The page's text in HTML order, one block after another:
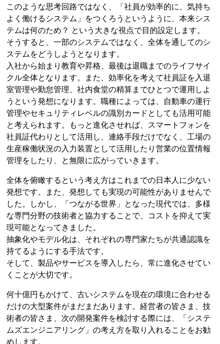
このような思考回路ではなく、「社員が効率的に、気持ち
よく働けるシステム」をつくろうというように、本来シス
テムは何のため？ という大きな視点で目的設定します。
そうすると、一部のシステムではなく、全体を通してのシ
ステムをどうしようとなります。
入社から始まり教育や昇格、最後は退職までのライフサイ
クル全体となります。また、効率化を考えて社員証を入退
室管理や勤怠管理、社内食堂の精算までひとつで運用しよ
うという発想になります。職種によっては、自動車の運行
管理やセキュリティレベルの識別カードとしても活用可能
と考えられます。もっと進化させれば、スマートフォンを
社員証代わりとして活用し、連絡手段だけでなく、工場の
生産稼働状況の入力装置として活用したり営業の位置情報
管理をしたり、と無限に広がっていきます。
全体を俯瞰するという考え方はこれまでの日本人に少ない
発想です。また、発想しても実現の可能性がありませんで
した。しかし、「つながる世界」となった現代では、多様
な専門分野の技術者と協力することで、コストを抑えて実
現可能となってきました。
抽象化やモデル化は、それぞれの専門家たちが共通認識を
持てるようにする手法です。
そして、製品やサービスを導入したら、常に進化させてい
くことが大切です。
何十億円もかけて、古いシステムを現在の環境に合わせる
だけの大型案件がまだまだあります。経営者の皆さま、技
術者の皆さま、次の開発案件を検討する際には、「システ
ムズエンジニアリング」の考え方を取り入れることをお勧
めします。